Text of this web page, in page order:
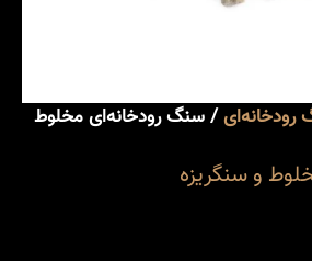
رودخانه‌ای/ سنگ رودخانه‌ای مخلوط
و سنگریزه